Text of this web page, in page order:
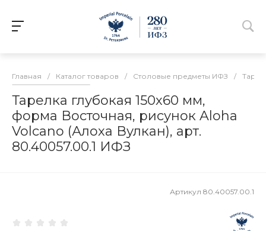
Главная / Каталог товаров / Столовые предметы ИФЗ /
Тарелка глубокая 150х60 мм,
форма Восточная, рисунок Aloha
Volcano (Алоха Вулкан), арт.
80.40057.00.1 ИФЗ
Артикул 80.40057.00.1